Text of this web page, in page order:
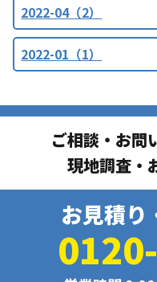
2022-04（2）
2022-01（1）
ご相談・お問
現地調査・
お見積り